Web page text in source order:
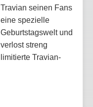
Travian seinen Fans
eine spezielle
Geburtstagswelt und
verlost streng
limitierte Travian-